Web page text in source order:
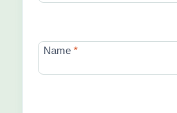
Name *